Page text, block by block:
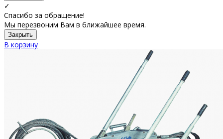
✓
Спасибо за обращение!
Мы перезвоним Вам в ближайшее время.
Закрыть
В корзину